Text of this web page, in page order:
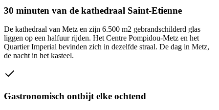
30 minuten van de kathedraal Saint-Etienne
De kathedraal van Metz en zijn 6.500 m2 gebrandschilderd glas
liggen op een halfuur rijden. Het Centre Pompidou-Metz en het
Quartier Imperial bevinden zich in dezelfde straal. De dag in Metz,
de nacht in het kasteel.
Gastronomisch ontbijt elke ochtend